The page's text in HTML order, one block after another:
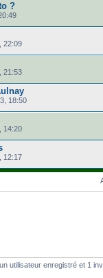
?
22:09
21:53
18:50
14:20
12:17
utilisateur enregistré et 1